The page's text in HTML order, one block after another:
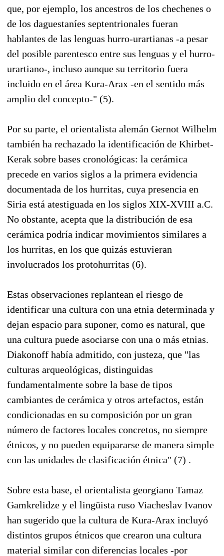
que, por ejemplo, los ancestros de los chechenes o
de los daguestaníes septentrionales fueran
hablantes de las lenguas hurro-urartianas -a pesar
del posible parentesco entre sus lenguas y el hurro-
urartiano-, incluso aunque su territorio fuera
incluido en el área Kura-Arax -en el sentido más
amplio del concepto-" (5).
Por su parte, el orientalista alemán Gernot Wilhelm
también ha rechazado la identificación de Khirbet-
Kerak sobre bases cronológicas: la cerámica
precede en varios siglos a la primera evidencia
documentada de los hurritas, cuya presencia en
Siria está atestiguada en los siglos XIX-XVIII a.C.
No obstante, acepta que la distribución de esa
cerámica podría indicar movimientos similares a
los hurritas, en los que quizás estuvieran
involucrados los protohurritas (6).
Estas observaciones replantean el riesgo de
identificar una cultura con una etnia determinada y
dejan espacio para suponer, como es natural, que
una cultura puede asociarse con una o más etnias.
Diakonoff había admitido, con justeza, que "las
culturas arqueológicas, distinguidas
fundamentalmente sobre la base de tipos
cambiantes de cerámica y otros artefactos, están
condicionadas en su composición por un gran
número de factores locales concretos, no siempre
étnicos, y no pueden equipararse de manera simple
con las unidades de clasificación étnica" (7) .
Sobre esta base, el orientalista georgiano Tamaz
Gamkrelidze y el lingüista ruso Viacheslav Ivanov
han sugerido que la cultura de Kura-Arax incluyó
distintos grupos étnicos que crearon una cultura
material similar con diferencias locales -por